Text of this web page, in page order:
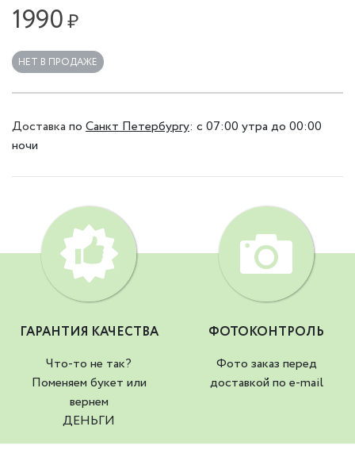
1990₽
НЕТ В ПРОДАЖЕ
Доставка по Санкт Петербургу: с 07:00 утра до 00:00
ночи
ГАРАНТИЯ КАЧЕСТВА
Что-то не так?
Поменяем букет или
вернем
ДЕНЬГИ
ФОТОКОНТРОЛЬ
Фото заказ перед
доставкой по e-mail